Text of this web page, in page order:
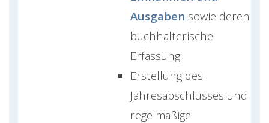
Ausgaben sowie deren
buchhalterische
Erfassung.
Erstellung des
Jahresabschlusses und
regelmäßige